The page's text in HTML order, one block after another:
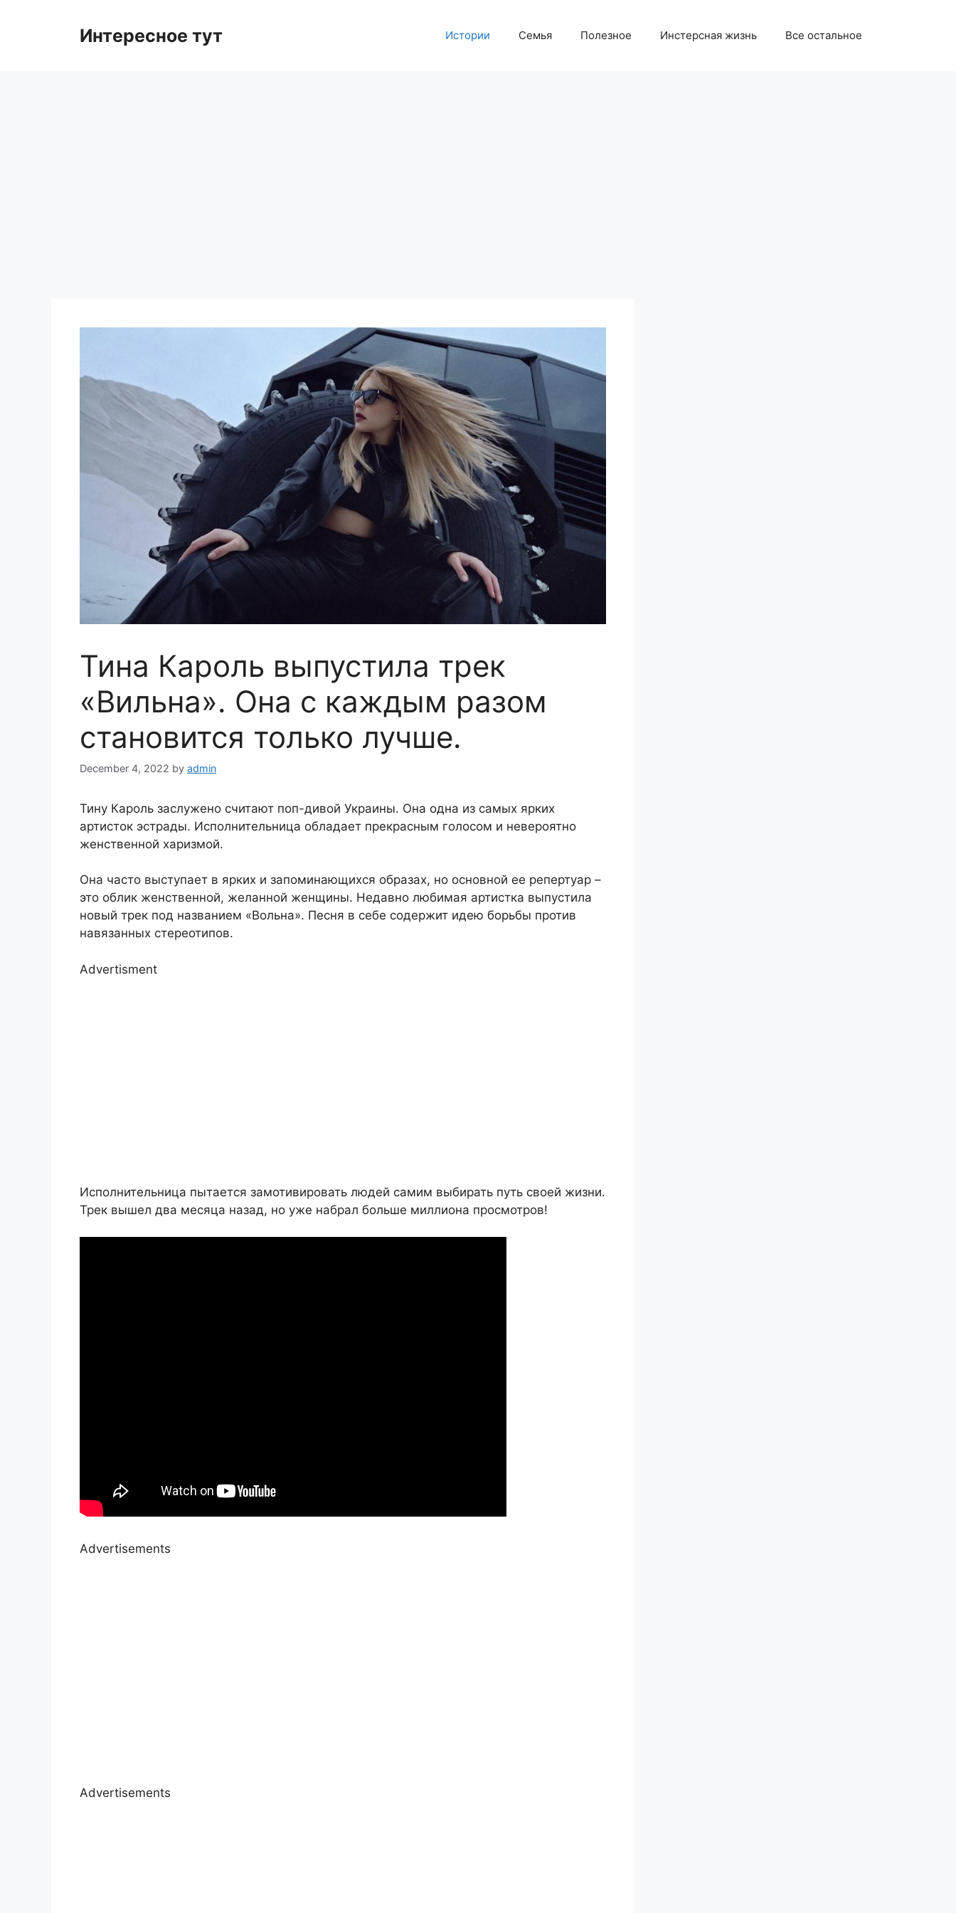
Интересное тут Истории Семья Полезное Инстерсная жизнь Все остальное
Тина Кароль выпустила трек
«Вильна». Она с каждым разом
становится только лучше.
December 4, 2022 by admin
Тину Кароль заслужено считают поп-дивой Украины. Она одна из самых ярких
артисток эстрады. Исполнительница обладает прекрасным голосом и невероятно
женственной харизмой.
Она часто выступает в ярких и запоминающихся образах, но основной ее репертуар –
это облик женственной, желанной женщины. Недавно любимая артистка выпустила
новый трек под названием «Вольна». Песня в себе содержит идею борьбы против
навязанных стереотипов.
Advertisment
Исполнительница пытается замотивировать людей самим выбирать путь своей жизни.
Трек вышел два месяца назад, но уже набрал больше миллиона просмотров!
Advertisements
Advertisements